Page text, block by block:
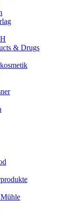
& Drugs